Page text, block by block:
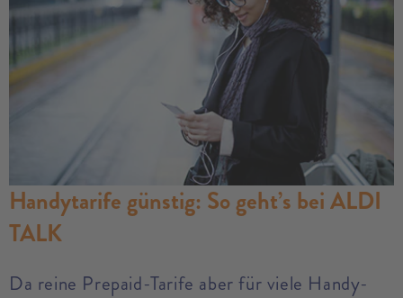
Handytarife günstig: So geht’s bei ALDI
TALK
Da reine Prepaid-Tarife aber für viele Handy-